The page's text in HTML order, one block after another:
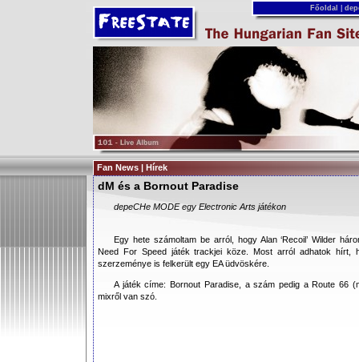
Főoldal
Fan News | Hírek
dM és a Bornout Paradise
depeCHe MODE egy Electronic Arts játékon
Egy hete számoltam be arról, hogy Alan ‘Recoil’ Wilder
Need For Speed játék trackjei köze. Most arról adhatok hírt,
szerzeménye is felkerült egy EA üdvöskére.
A játék címe: Bornout Paradise, a szám pedig a Route 66
mixről van szó.